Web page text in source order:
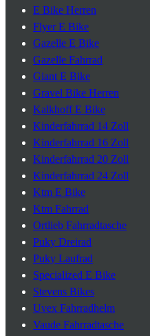
E Bike Herren
Flyer E Bike
Gazelle E Bike
Gazelle Fahrrad
Giant E Bike
Gravel Bike Herren
Kalkhoff E Bike
Kinderfahrrad 14 Zoll
Kinderfahrrad 16 Zoll
Kinderfahrrad 20 Zoll
Kinderfahrrad 24 Zoll
Ktm E Bike
Ktm Fahrrad
Ortlieb Fahrradtasche
Puky Dreirad
Puky Laufrad
Specialized E Bike
Stevens Bikes
Uvex Fahrradhelm
Vaude Fahrradtasche